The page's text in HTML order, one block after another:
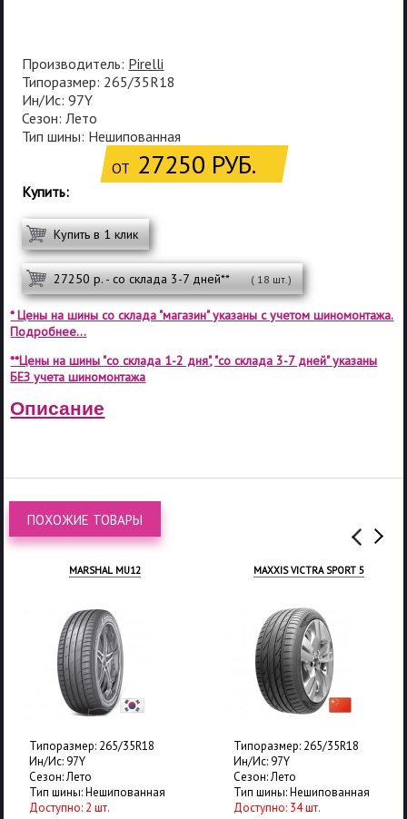
Производитель: Pirelli
Типоразмер: 265/35R18
Ин/Ис: 97Y
Сезон: Лето
Тип шины: Нешипованная
ОТ 27250 РУБ.
Купить:
Купить в 1 клик
27250 р. - со склада 3-7 дней** ( 18 шт.)
* Цены на шины со склада "магазин" указаны с учетом шиномонтажа.
Подробнее...
**Цены на шины "со склада 1-2 дня", "со склада 3-7 дней" указаны
БЕЗ учета шиномонтажа
Описание
ПОХОЖИЕ ТОВАРЫ
MARSHAL MU12
Типоразмер: 265/35R18
Ин/Ис: 97Y
Сезон: Лето
Тип шины: Нешипованная
Доступно: 2 шт.
MAXXIS VICTRA SPORT 5
Типоразмер: 265/35R18
Ин/Ис: 97Y
Сезон: Лето
Тип шины: Нешипованная
Доступно: 34 шт.